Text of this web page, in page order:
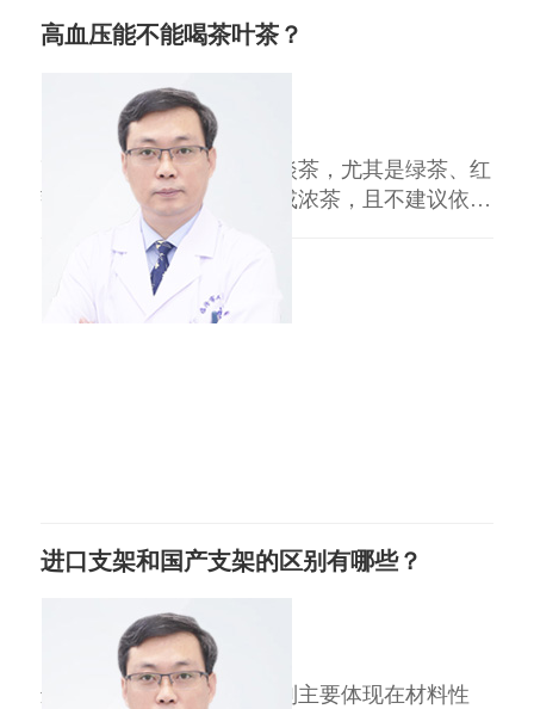
高血压能不能喝茶叶茶？
王益民 副主任医师
临汾市人民医院
高血压患者可以适量饮用淡茶，尤其是绿茶、红
茶等，但需注意避免过量或浓茶，且不建议依赖
茶饮降压。 淡茶适量饮用：淡茶中的茶多酚等
成分可能辅助调节血脂，但咖啡因含量低的绿
茶、红茶（每日不超过500ml）对血压影响较
小，可作为日常补水选择。 浓茶及特殊茶类：
进口支架和国产支架的区别有哪些？
王益民 副主任医师
临汾市人民医院
进口支架与国产支架的区别主要体现在材料性